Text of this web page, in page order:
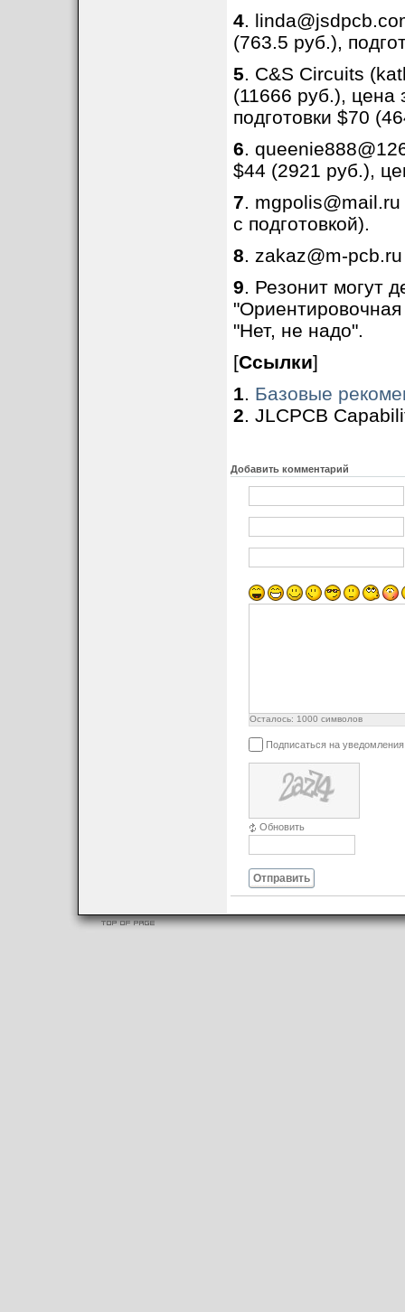
4.
(763.5 руб.),
5. C&S Circuits
(11666 руб.), цена
подготовки $70
6.
$44 (2921 руб.),
7.
с подготовкой).
8. zakaz@m-
9. Резонит могут
"Нет, не надо".
[Ссылки]
1. Базовые
2. JLCPCB
Добавить комментарий
Осталось: 1000 символов
Подписаться на
Обновить
Отправить